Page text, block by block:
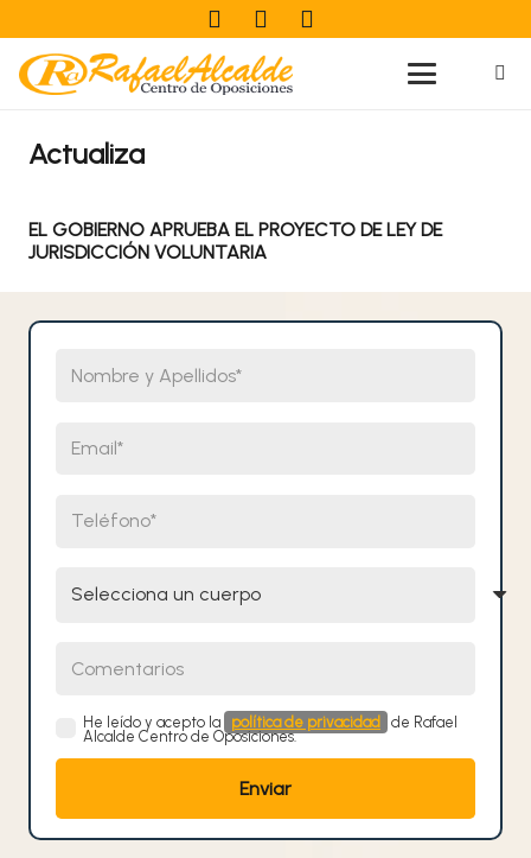
Actualiza
EL GOBIERNO APRUEBA EL PROYECTO DE LEY DE
JURISDICCIÓN VOLUNTARIA
He leído y acepto la política de privacidad
de Rafael
Alcalde Centro de Oposiciones.